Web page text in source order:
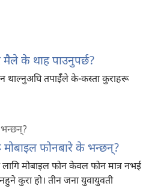
मैले के थाह पाउनुपर्छ?
थाल्नुअघि तपाईँले के-कस्ता कुराहरू
मोबाइल फोनबारे के भन्छन्‌?
लागि मोबाइल फोन केवल फोन मात्र नभई
कुरा हो। तीन जना युवायुवती